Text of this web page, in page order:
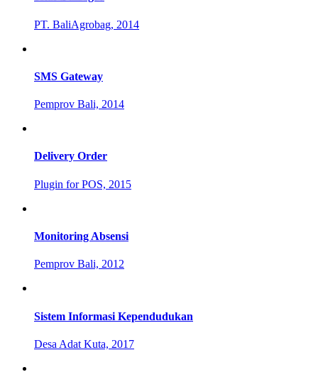
PT. BaliAgrobag, 2014
SMS Gateway
Pemprov Bali, 2014
Delivery Order
Plugin for POS, 2015
Monitoring Absensi
Pemprov Bali, 2012
Sistem Informasi Kependudukan
Desa Adat Kuta, 2017